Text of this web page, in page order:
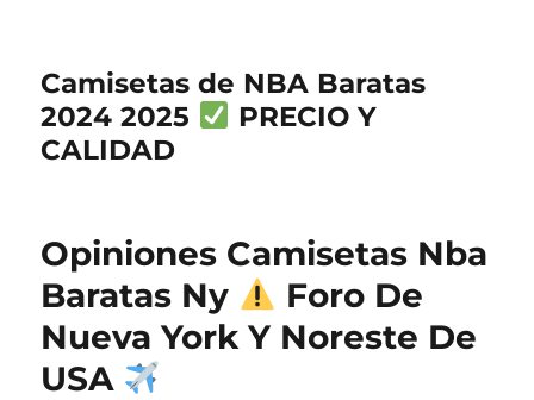
Camisetas de NBA Baratas
2024 2025
PRECIO Y
CALIDAD
Opiniones Camisetas Nba
Baratas Ny
Foro De
Nueva York Y Noreste De
USA